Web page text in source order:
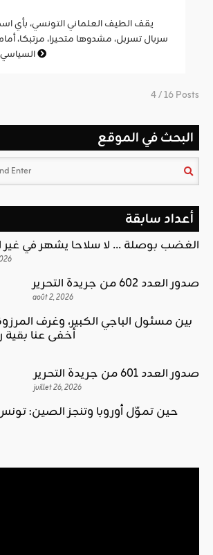
يقف الطيف العلماني التونسي، بأي
سربال تسربل، مشدوها متحيرا، مرتبكا،
4 / 16 Posts
البحث في الموقع
أعداد سابقة
الغضب بوصلة … لا سلاحا يشهر في غير
صدور العدد 602 من جريدة التحرير
août 2, 2026
بين مسئول الباجي الكبير، وغرف
أخفى عنا بقية
صدور العدد 601 من جريدة التحرير
juillet 26, 2026
حين تموّل أوروبا وتنجز الصين: